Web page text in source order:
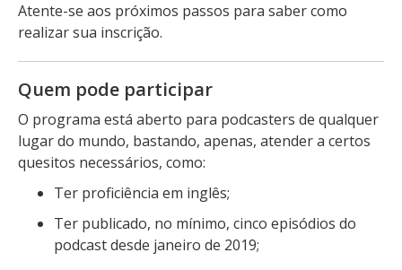
Atente-se aos próximos passos para saber como
realizar sua inscrição.
Quem pode participar
O programa está aberto para podcasters de qualquer
lugar do mundo, bastando, apenas, atender a certos
quesitos necessários, como:
Ter proficiência em inglês;
Ter publicado, no mínimo, cinco episódios do
podcast desde janeiro de 2019;